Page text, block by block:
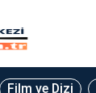
Film ve Dizi